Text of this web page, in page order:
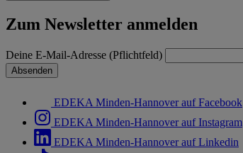
Zum Newsletter anmelden
Deine E-Mail-Adresse (Pflichtfeld)
Absenden
EDEKA Minden-Hannover auf Facebook
EDEKA Minden-Hannover auf Instagram
EDEKA Minden-Hannover auf Linkedin